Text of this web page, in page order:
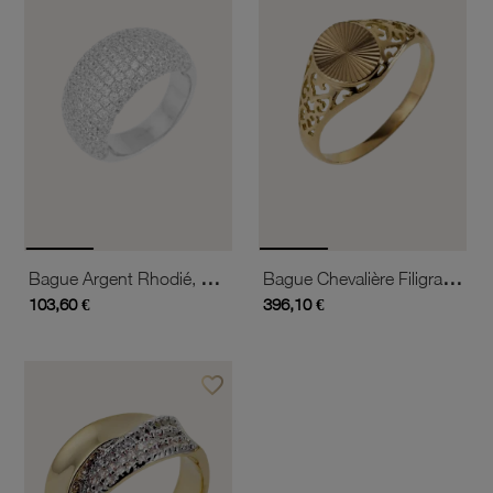
Bague Argent Rhodié, Pavage Oxydes De Zirconium
103,60 €
Bague Chevalière Filigrane En Or Jaune
396,10 €
favorite_borderAjouter à vos favoris